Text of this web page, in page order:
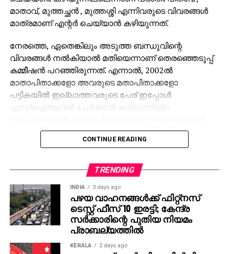
മാതാവ്, മുത്തച്ഛന്‍ , മുത്തശ്ശി എന്നിവരുടെ വിവരങ്ങള്‍
മാത്രമാണ് എന്റര്‍ ചെയ്യാന്‍ കഴിയുന്നത്.
നേരത്തെ, ഏതെങ്കിലും അടുത്ത ബന്ധുവിന്റെ
വിവരങ്ങള്‍ നല്‍കിയാല്‍ മതിയെന്നാണ് തെരഞ്ഞെടുപ്പ്
കമ്മീഷന്‍ പറഞ്ഞിരുന്നത്. എന്നാല്‍, 2002ല്‍
മാതാപിതാക്കളോ അവരുടെ മതാപിതാക്കളോ
പട്ടികയില്‍ ഇല്ലാത്തവരുടെ പേര് ഇപ്പോള്‍
എസ്‌ഐആറില്‍ ചേര്‍ക്കാന്‍ കഴിയുന്നില്ല.
എന്നിവരുടെ വിവരങ്ങള്‍ നല്‍കിയവരുടെ ഫോമുകള്‍
ബിഎല്‍ഒമാര്‍ മാറ്റിവെക്കുകയാണെന്നും ആളുകള്‍
CONTINUE READING
TRENDING
INDIA 3 days ago
പഴയ വാഹനങ്ങള്‍ക്ക് ഫിറ്റ്‌നസ്
ടെസ്റ്റ് ഫീസ് 10 ഇരട്ടി; കേന്ദ്ര
സര്‍ക്കാരിന്റെ പുതിയ നിയമം
പ്രാബല്യത്തില്‍
KERALA 2 days ago